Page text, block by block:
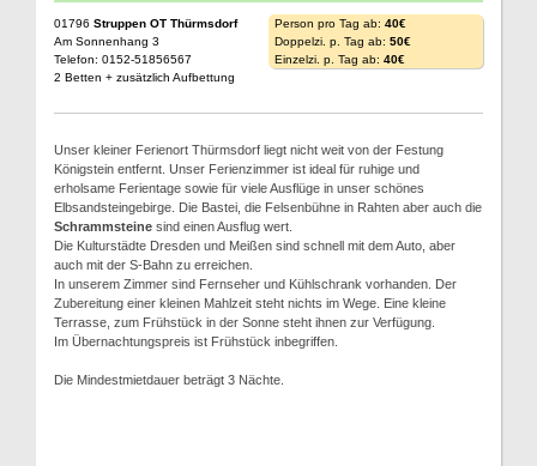
01796 Struppen OT Thürmsdorf
Am Sonnenhang 3
Telefon: 0152-51856567
2 Betten + zusätzlich Aufbettung
Person pro Tag ab: 40€
Doppelzi. p. Tag ab: 50€
Einzelzi. p. Tag ab: 40€
Unser kleiner Ferienort Thürmsdorf liegt nicht weit von der Festung
Königstein entfernt. Unser Ferienzimmer ist ideal für ruhige und
erholsame Ferientage sowie für viele Ausflüge in unser schönes
Elbsandsteingebirge. Die Bastei, die Felsenbühne in Rahten aber auch die
Schrammsteine sind einen Ausflug wert.
Die Kulturstädte Dresden und Meißen sind schnell mit dem Auto, aber
auch mit der S-Bahn zu erreichen.
In unserem Zimmer sind Fernseher und Kühlschrank vorhanden. Der
Zubereitung einer kleinen Mahlzeit steht nichts im Wege. Eine kleine
Terrasse, zum Frühstück in der Sonne steht ihnen zur Verfügung.
Im Übernachtungspreis ist Frühstück inbegriffen.
Die Mindestmietdauer beträgt 3 Nächte.